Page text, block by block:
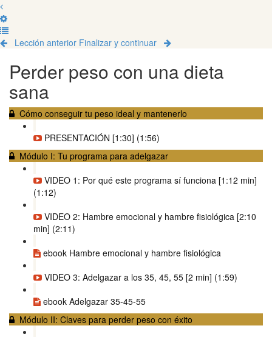
Lección anterior Finalizar y continuar
Perder peso con una dieta
sana
Cómo conseguir tu peso ideal y mantenerlo
PRESENTACIÓN [1:30] (1:56)
Módulo I: Tu programa para adelgazar
VIDEO 1: Por qué este programa sí funciona [1:12 min]
(1:12)
VIDEO 2: Hambre emocional y hambre fisiológica [2:10
min] (2:11)
ebook Hambre emocional y hambre fisiológica
VIDEO 3: Adelgazar a los 35, 45, 55 [2 min] (1:59)
ebook Adelgazar 35-45-55
Módulo II: Claves para perder peso con éxito